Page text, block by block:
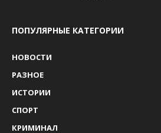
ПОПУЛЯРНЫЕ КАТЕГОРИИ
НОВОСТИ
РАЗНОЕ
ИСТОРИИ
СПОРТ
КРИМИНАЛ